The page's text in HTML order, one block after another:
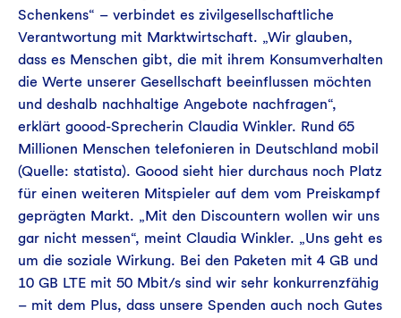
Schenkens“ – verbindet es zivilgesellschaftliche
Verantwortung mit Marktwirtschaft. „Wir glauben,
dass es Menschen gibt, die mit ihrem Konsumverhalten
die Werte unserer Gesellschaft beeinflussen möchten
und deshalb nachhaltige Angebote nachfragen“,
erklärt goood-Sprecherin Claudia Winkler. Rund 65
Millionen Menschen telefonieren in Deutschland mobil
(Quelle: statista). Goood sieht hier durchaus noch Platz
für einen weiteren Mitspieler auf dem vom Preiskampf
geprägten Markt. „Mit den Discountern wollen wir uns
gar nicht messen“, meint Claudia Winkler. „Uns geht es
um die soziale Wirkung. Bei den Paketen mit 4 GB und
10 GB LTE mit 50 Mbit/s sind wir sehr konkurrenzfähig
– mit dem Plus, dass unsere Spenden auch noch Gutes